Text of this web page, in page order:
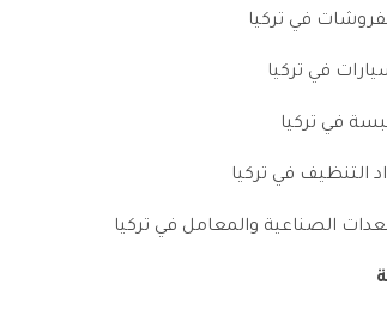
في تركيا
في تركيا
في تركيا
التنظيف في تركيا
الصناعية والمعامل في تركيا